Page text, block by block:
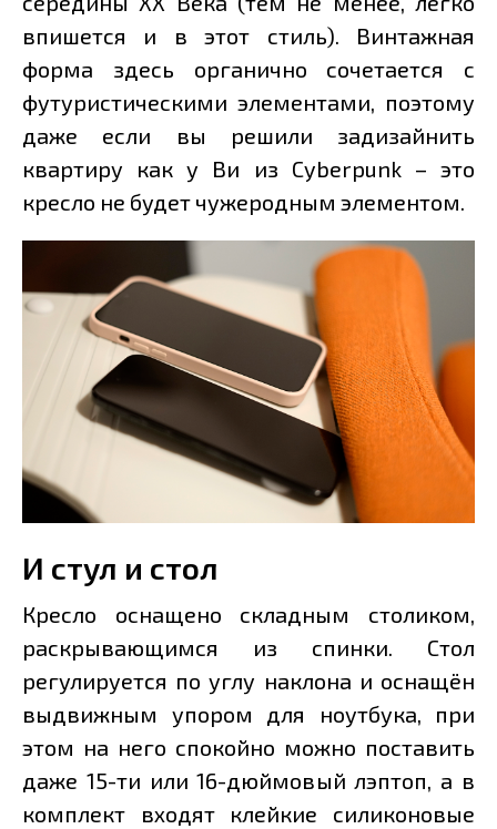
впишется и в этот стиль). Винтажная
форма здесь органично сочетается с
футуристическими элементами, поэтому
даже если вы решили задизайнить
квартиру как у Ви из Cyberpunk – это
кресло не будет чужеродным элементом.
И стул и стол
Кресло оснащено складным столиком,
раскрывающимся из спинки. Стол
регулируется по углу наклона и оснащён
выдвижным упором для ноутбука, при
этом на него спокойно можно поставить
даже 15-ти или 16-дюймовый лэптоп, а в
комплект входят клейкие силиконовые